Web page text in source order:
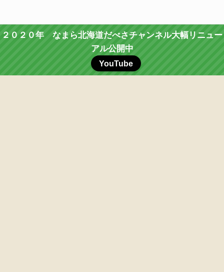
２０２０年 なまら北海道だべさチャンネル大幅リニュー
アル公開中
YouTube